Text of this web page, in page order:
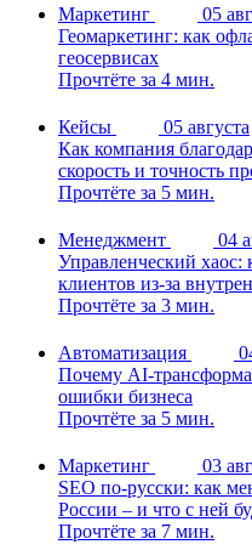
Маркетинг
05
Геомаркетинг: как
геосервисах
Прочтёте за 4 мин.
Кейсы
05 августа
Как компания
скорость и точность
Прочтёте за 5 мин.
Менеджмент
04
Управленческий хаос:
клиентов из-за
Прочтёте за 3 мин.
Автоматизация
Почему AI-
ошибки бизнеса
Прочтёте за 5 мин.
Маркетинг
03
SEO по-русски: как
России – и что с ней
Прочтёте за 7 мин.